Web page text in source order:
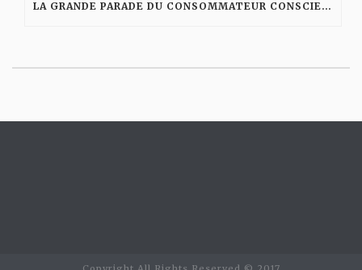
LA GRANDE PARADE DU CONSOMMATEUR CONSCIENT